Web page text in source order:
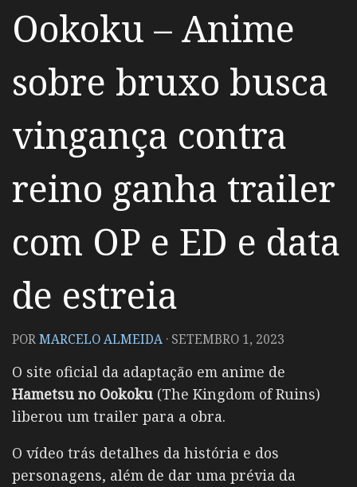
Ookoku – Anime
sobre bruxo busca
vingança contra
reino ganha trailer
com OP e ED e data
de estreia
PORMARCELO ALMEIDA · SETEMBRO 1, 2023
O site oficial da adaptação em anime de
Hametsu no Ookoku (The Kingdom of Ruins)
liberou um trailer para a obra.
O vídeo trás detalhes da história e dos
personagens, além de dar uma prévia da